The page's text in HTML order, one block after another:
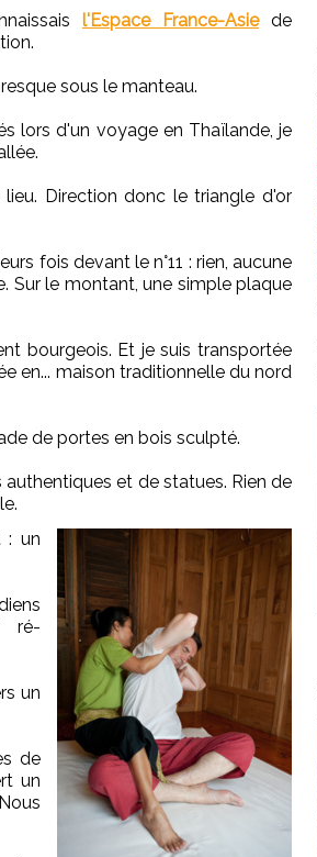
l'Espace France-Asiede
sous le manteau.
lors d'un voyage en Thaïlande, je
Direction donc le triangle d'or
fois devant le n°11 : rien, aucune
Sur le montant, une simple plaque
bourgeois. Et je suis transportée
en... maison traditionnelle du nord
de portes en bois sculpté.
et de statues. Rien de
: un
ré-
un
de
un